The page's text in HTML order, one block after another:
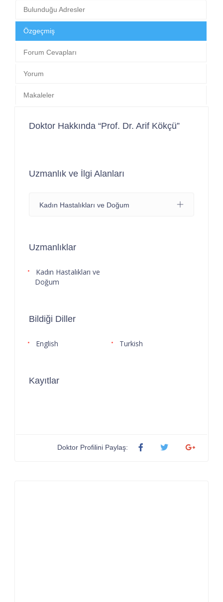
Bulunduğu Adresler
Özgeçmiş
Forum Cevapları
Yorum
Makaleler
Doktor Hakkında “Prof. Dr. Arif Kökçü”
Uzmanlık ve İlgi Alanları
Kadın Hastalıkları ve Doğum
Uzmanlıklar
Kadın Hastalıkları ve
Doğum
Bildiği Diller
English Turkish
Kayıtlar
Doktor Profilini Paylaş: